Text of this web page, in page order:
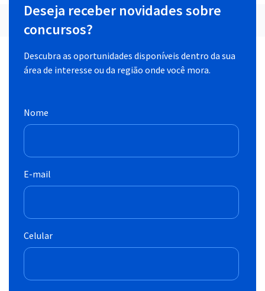
Deseja receber novidades sobre
concursos?
Descubra as oportunidades disponíveis dentro da sua
área de interesse ou da região onde você mora.
Nome
E-mail
Celular